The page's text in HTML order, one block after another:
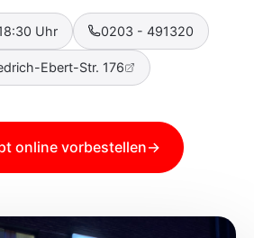
Uhr 0203 - 491320
Ebert-Str. 176
online vorbestellen→